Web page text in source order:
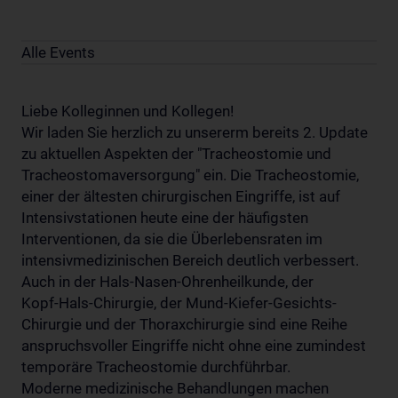
Alle Events
Liebe Kolleginnen und Kollegen!
Wir laden Sie herzlich zu unsererm bereits 2. Update
zu aktuellen Aspekten der "Tracheostomie und
Tracheostomaversorgung" ein. Die Tracheostomie,
einer der ältesten chirurgischen Eingriffe, ist auf
Intensivstationen heute eine der häufigsten
Interventionen, da sie die Überlebensraten im
intensivmedizinischen Bereich deutlich verbessert.
Auch in der Hals-Nasen-Ohrenheilkunde, der
Kopf-Hals-Chirurgie, der Mund-Kiefer-Gesichts-
Chirurgie und der Thoraxchirurgie sind eine Reihe
anspruchsvoller Eingriffe nicht ohne eine zumindest
temporäre Tracheostomie durchführbar.
Moderne medizinische Behandlungen machen